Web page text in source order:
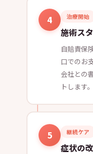
4 治療開始
施術ス
自賠責保
口でのお
会社との
トします。
5 継続ケア
症状の